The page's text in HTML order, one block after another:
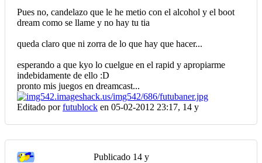
Pues no, candelazo que le he metio con el alcohol y el boot
dream como se llame y no hay tu tia
queda claro que ni zorra de lo que hay que hacer...
esperando a que kyo lo cuelgue en el rapid y apropiarme
indebidamente de ello :D
pronto mis juegos en dreamcast...
Editado porfutublock en 05-02-2012 23:17, 14 y
Publicado 14 y